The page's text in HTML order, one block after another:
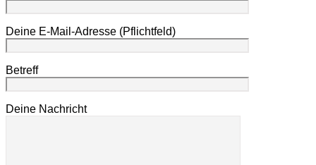
Deine E-Mail-Adresse (Pflichtfeld)
Betreff
Deine Nachricht